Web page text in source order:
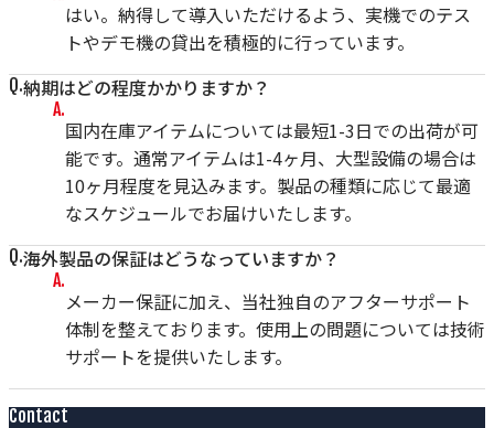
はい。納得して導入いただけるよう、実機でのテス
トやデモ機の貸出を積極的に行っています。
納期はどの程度かかりますか？
国内在庫アイテムについては最短1-3日での出荷が可
能です。通常アイテムは1-4ヶ月、大型設備の場合は
10ヶ月程度を見込みます。製品の種類に応じて最適
なスケジュールでお届けいたします。
海外製品の保証はどうなっていますか？
メーカー保証に加え、当社独自のアフターサポート
体制を整えております。使用上の問題については技術
サポートを提供いたします。
Contact